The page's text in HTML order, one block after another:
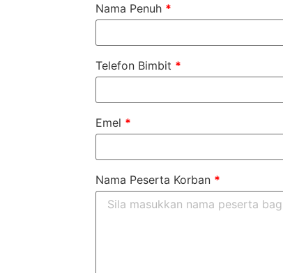
Nama Penuh *
Telefon Bimbit *
Emel *
Nama Peserta Korban *